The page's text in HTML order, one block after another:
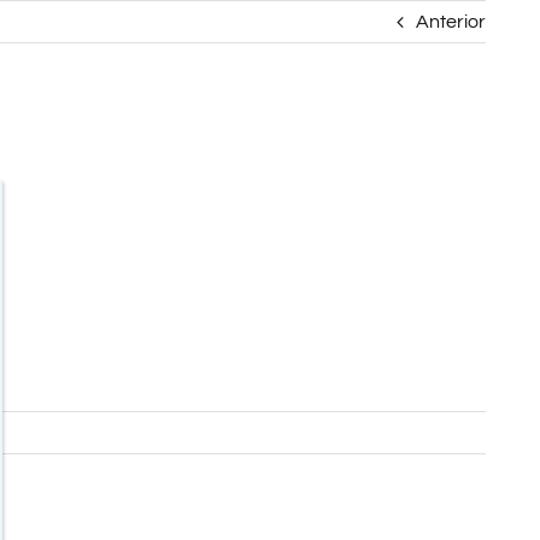
Anterior